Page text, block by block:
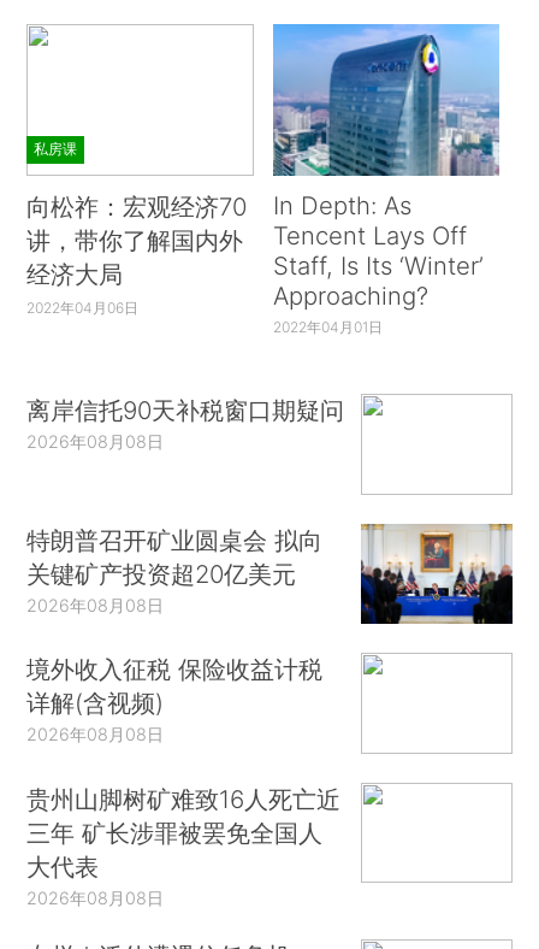
私房课
向松祚：宏观经济70
讲，带你了解国内外
经济大局
2022年04月06日
In Depth: As
Tencent Lays Off
Staff, Is Its ‘Winter’
Approaching?
2022年04月01日
离岸信托90天补税窗口期疑问
2026年08月08日
特朗普召开矿业圆桌会 拟向
关键矿产投资超20亿美元
2026年08月08日
境外收入征税 保险收益计税
详解(含视频)
2026年08月08日
贵州山脚树矿难致16人死亡近
三年 矿长涉罪被罢免全国人
大代表
2026年08月08日